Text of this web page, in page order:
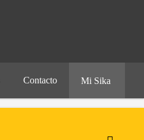
Contacto Mi Sika